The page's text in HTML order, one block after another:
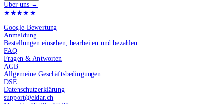
Über uns →
★★★★★
Google-Bewertung
Anmeldung
Bestellungen einsehen, bearbeiten und bezahlen
FAQ
Fragen & Antworten
AGB
Allgemeine Geschäftsbedingungen
DSE
Datenschutzerklärung
support@eldar.ch